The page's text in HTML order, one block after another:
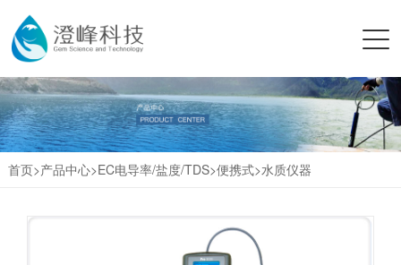
首页>产品中心>EC电导率/盐度/TDS>便携式>水质仪器